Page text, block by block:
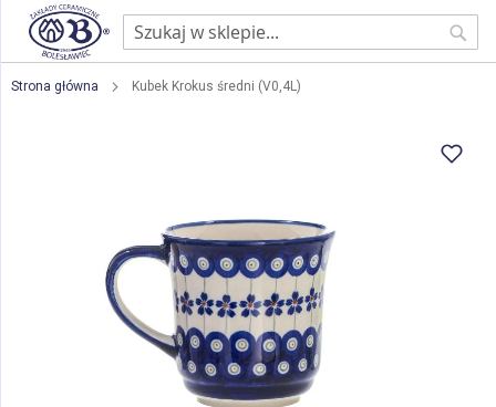
Strona główna Kubek Krokus średni (V0,4L)